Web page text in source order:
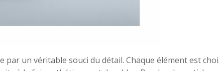
un véritable souci du détail. Chaque élément est